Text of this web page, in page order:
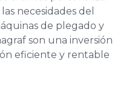
necesidades del
de plegado y
son una inversión
eficiente y rentable